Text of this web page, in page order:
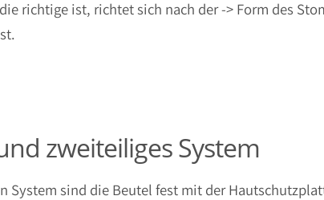
richtige ist, richtet sich nach der -> Form des
zweiteiliges System
System sind die Beutel fest mit der